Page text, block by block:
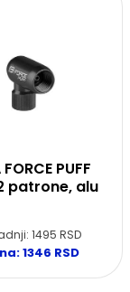
PUFF
patrone, alu
1495 RSD
1346 RSD